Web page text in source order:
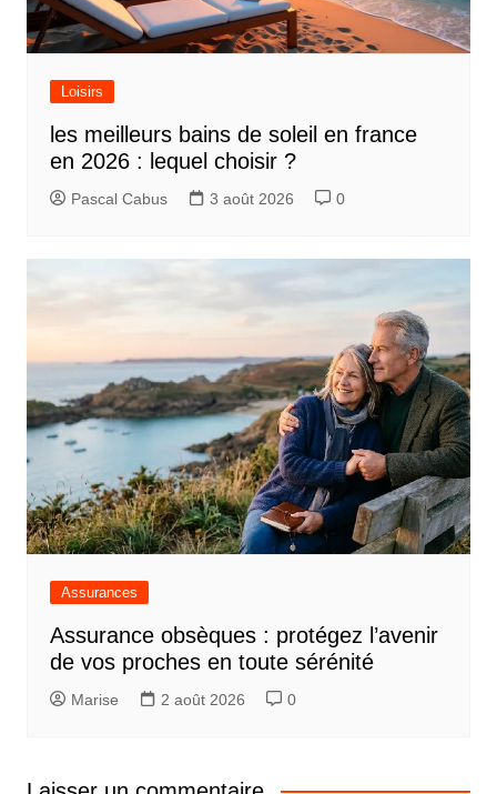
Loisirs
les meilleurs bains de soleil en france
en 2026 : lequel choisir ?
Pascal Cabus 3 août 2026 0
Assurances
Assurance obsèques : protégez l’avenir
de vos proches en toute sérénité
Marise 2 août 2026 0